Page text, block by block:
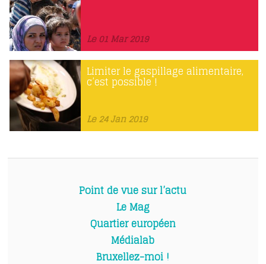
Le 01 Mar 2019
Limiter le gaspillage alimentaire,
c’est possible !
Le 24 Jan 2019
Point de vue sur l’actu
Le Mag
Quartier européen
Médialab
Bruxellez-moi !